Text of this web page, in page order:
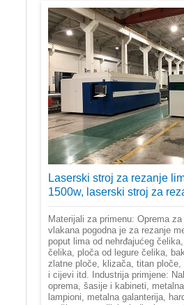
Laserski stroj za rezanje
1500w, laserski stroj za
Materijali za primenu: Oprema
vlakana pogodna je za rezanje
poput lima od nehrđajućeg
čelika, ploča od legure čelika,
zlatne ploče, klizača, titan
i cijevi itd. Industrija primjene:
oprema, šasije i kabineti,
lampioni, metalna galanterija,